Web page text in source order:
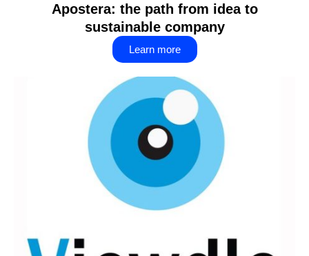
Apostera: the path from idea to
sustainable company
Learn more